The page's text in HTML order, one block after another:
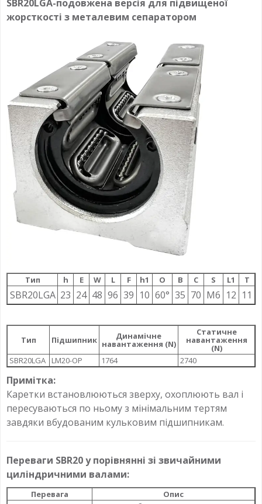
SBR20LGA-подовжена версія для підвищеної
жорсткості з металевим сепаратором
Тип h E W L F h1 О B C S L1 T
SBR20LGA 23 24 48 96 39 10 60° 35 70 M6 12 11
Тип Підшипник Динамічне
навантаження (N)
Статичне
навантаження
(N)
SBR20LGA
LM20-OP 1764 2740
Примітка:
Каретки встановлюються зверху, охоплюють вал і
пересуваються по ньому з мінімальним тертям
завдяки вбудованим кульковим підшипникам.
Переваги SBR20 у порівнянні зі звичайними
циліндричними валами:
Перевага
Опис